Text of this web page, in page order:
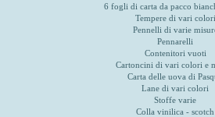
6 fogli di carta da pacco
Tempere di vari colori
Pennelli di varie
Pennarelli
Contenitori vuoti
Cartoncini di vari colori e
Carta delle uova di
Lane di vari colori
Stoffe varie
Colla vinilica - scotch